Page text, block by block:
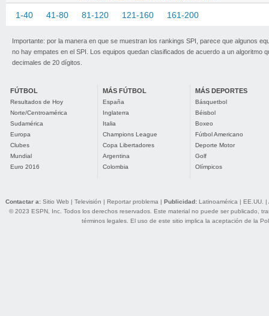
1-40 41-80 81-120 121-160 161-200
Importante: por la manera en que se muestran los rankings SPI, parece que algunos
no hay empates en el SPI. Los equipos quedan clasificados de acuerdo a un algoritmo
decimales de 20 dígitos.
FÚTBOL
Resultados de Hoy
Norte/Centroamérica
Sudamérica
Europa
Clubes
Mundial
Euro 2016
MÁS FÚTBOL
España
Inglaterra
Italia
Champions League
Copa Libertadores
Argentina
Colombia
MÁS DEPORTES
Básquetbol
Béisbol
Boxeo
Fútbol Americano
Deporte Motor
Golf
Olímpicos
Contactar a: Sitio Web | Televisión | Reportar problema | Publicidad: Latinoamérica | EE.UU. |
© 2023 ESPN, Inc. Todos los derechos reservados. Este material no puede ser publicado,
términos legales. El uso de este sitio implica la aceptación de la